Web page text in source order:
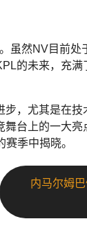
虽然NV目前处
的未来，充
，尤其是在
台上的一大
季中揭晓。
内马尔姆